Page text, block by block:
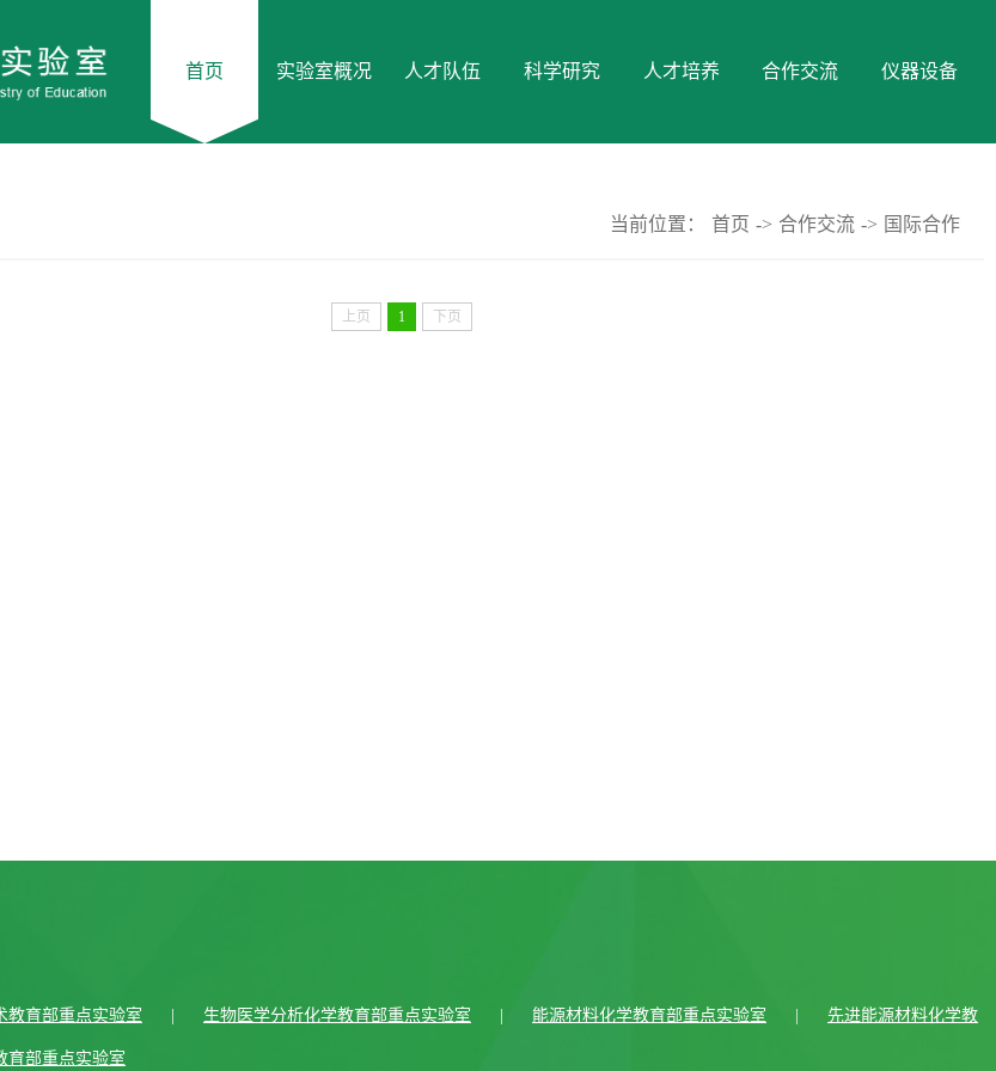
首页 实验室概况 人才队伍 科学研究 人才培养 合作交流 仪器设备
当前位置： 首页 -> 合作交流 -> 国际合作
上页 1 下页
教育部重点实验室 生物医学分析化学教育部重点实验室 能源材料化学教育部重点实验室 先进能源材料化学教
育部重点实验室